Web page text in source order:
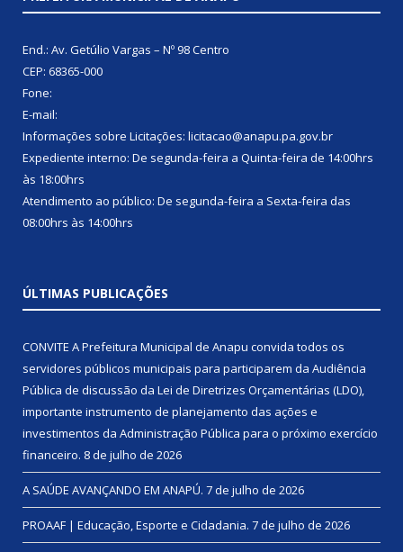
End.: Av. Getúlio Vargas – Nº 98 Centro
CEP: 68365-000
Fone:
E-mail:
Informações sobre Licitações: licitacao@anapu.pa.gov.br
Expediente interno: De segunda-feira a Quinta-feira de 14:00hrs
às 18:00hrs
Atendimento ao público: De segunda-feira a Sexta-feira das
08:00hrs às 14:00hrs
ÚLTIMAS PUBLICAÇÕES
CONVITE A Prefeitura Municipal de Anapu convida todos os
servidores públicos municipais para participarem da Audiência
Pública de discussão da Lei de Diretrizes Orçamentárias (LDO),
importante instrumento de planejamento das ações e
investimentos da Administração Pública para o próximo exercício
financeiro. 8 de julho de 2026
A SAÚDE AVANÇANDO EM ANAPÚ. 7 de julho de 2026
PROAAF | Educação, Esporte e Cidadania. 7 de julho de 2026